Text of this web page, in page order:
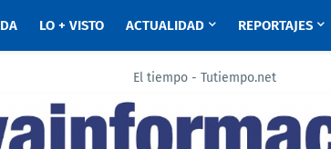
LO + VISTO ACTUALIDAD REPORTAJES
El tiempo - Tutiempo.net